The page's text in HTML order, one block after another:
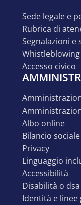
sede legale e
rubrica di
segnalazioni
whistleblowing
accesso civico
albo online
bilancio sociale
privacy
linguaggio
accessibilità
disabilità o dsa
identità e